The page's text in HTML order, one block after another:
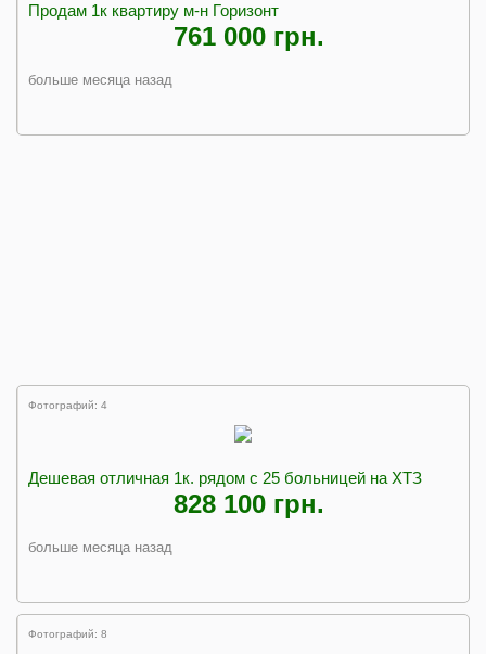
Продам 1к квартиру м-н Горизонт
761 000 грн.
больше месяца назад
Фотографий: 4
Дешевая отличная 1к. рядом с 25 больницей на ХТЗ
828 100 грн.
больше месяца назад
Фотографий: 8